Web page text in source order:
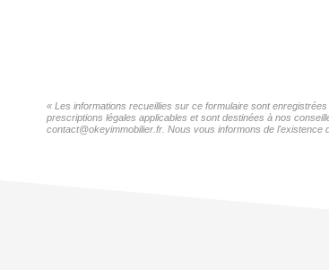
« Les informations recueillies sur ce formulaire sont
prescriptions légales applicables et sont destinées à nos
contact@okeyimmobilier.fr. Nous vous informons de